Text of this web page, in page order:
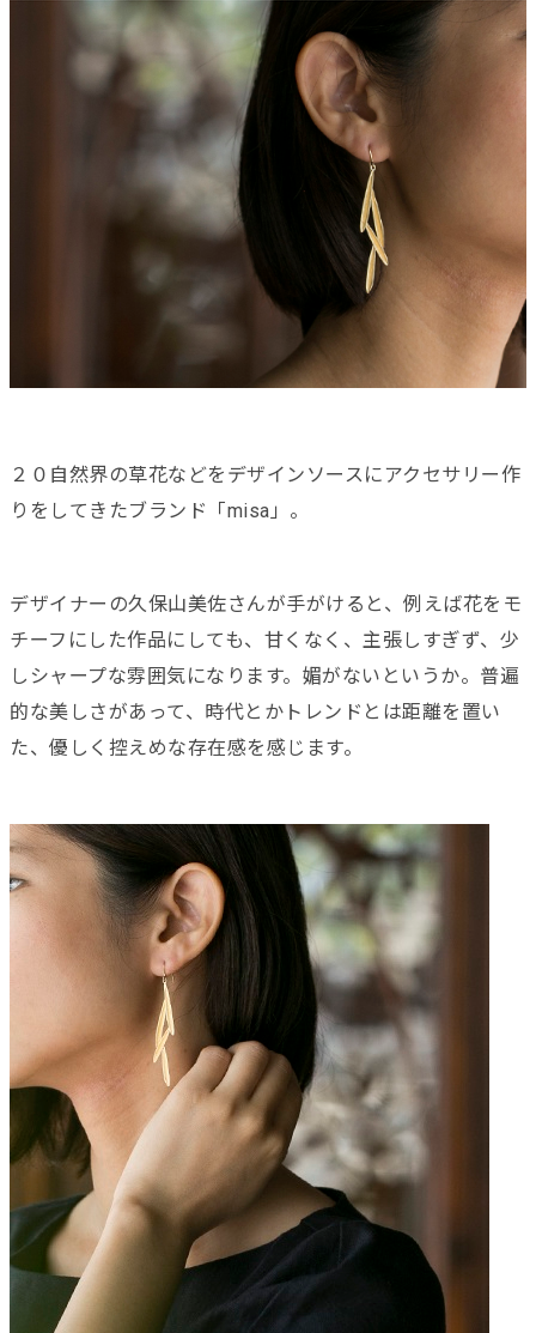
２０自然界の草花などをデザインソースにアクセサリー作
りをしてきたブランド「misa」。
デザイナーの久保山美佐さんが手がけると、例えば花をモ
チーフにした作品にしても、甘くなく、主張しすぎず、少
しシャープな雰囲気になります。媚がないというか。普遍
的な美しさがあって、時代とかトレンドとは距離を置い
た、優しく控えめな存在感を感じます。